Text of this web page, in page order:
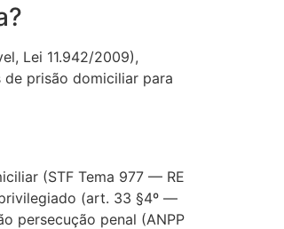
Lei 11.942/2009),
prisão domiciliar para
(STF Tema 977 — RE
(art. 33 §4º —
persecução penal (ANPP